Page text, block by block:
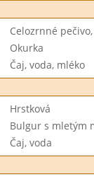
Celozrnné
Okurka
Čaj, voda, mléko
Hrstková
Bulgur s mletým
Čaj, voda